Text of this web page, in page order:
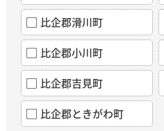
比企郡滑川町
比企郡小川町
比企郡吉見町
比企郡ときがわ町